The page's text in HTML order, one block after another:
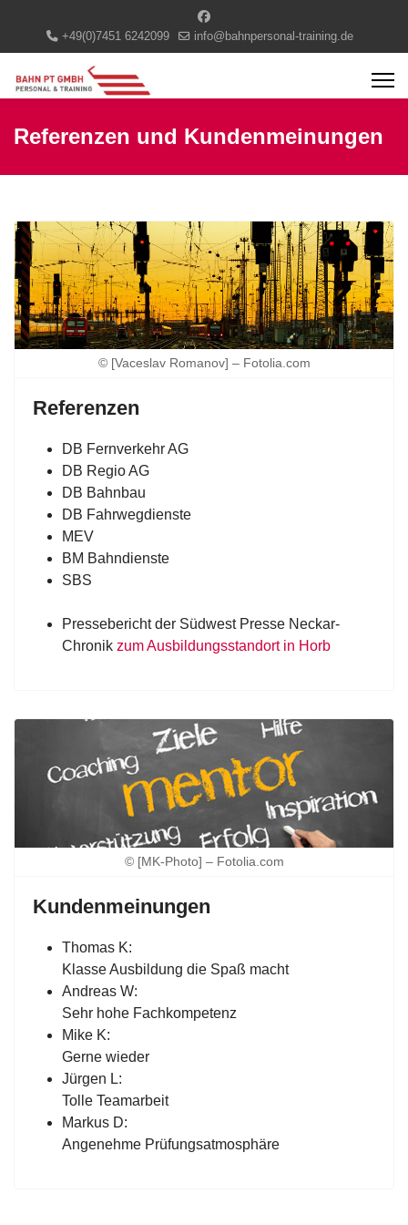
+49(0)7451 6242099 info@bahnpersonal-training.de
Referenzen und Kundenmeinungen
© [Vaceslav Romanov] – Fotolia.com
Referenzen
DB Fernverkehr AG
DB Regio AG
DB Bahnbau
DB Fahrwegdienste
MEV
BM Bahndienste
SBS
Pressebericht der Südwest Presse Neckar-
Chronik zum Ausbildungsstandort in Horb
© [MK-Photo] – Fotolia.com
Kundenmeinungen
Thomas K:
Klasse Ausbildung die Spaß macht
Andreas W:
Sehr hohe Fachkompetenz
Mike K:
Gerne wieder
Jürgen L:
Tolle Teamarbeit
Markus D:
Angenehme Prüfungsatmosphäre